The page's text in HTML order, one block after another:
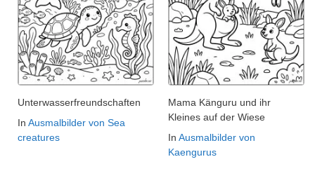
Unterwasserfreundschaften
In Ausmalbilder von Sea
creatures
Mama Känguru und ihr
Kleines auf der Wiese
In Ausmalbilder von
Kaengurus